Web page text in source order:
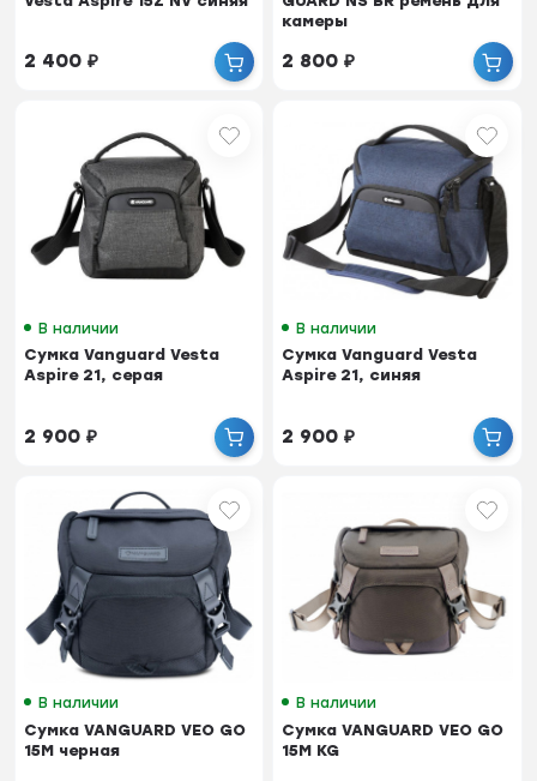
2 400₽
камеры
2 800₽
В наличии
Сумка Vanguard Vesta
Aspire 21, серая
2 900₽
В наличии
Сумка Vanguard Vesta
Aspire 21, синяя
2 900₽
В наличии
Cумка VANGUARD VEO GO
15M черная
В наличии
Cумка VANGUARD VEO GO
15M KG